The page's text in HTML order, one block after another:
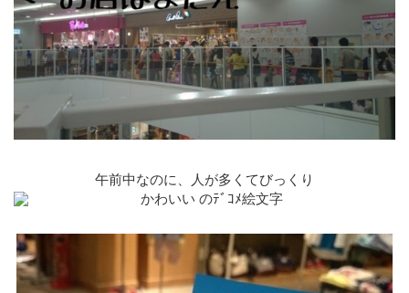
午前中なのに、人が多くてびっくり